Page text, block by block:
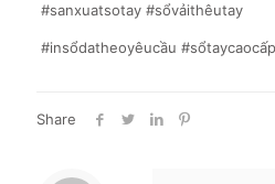
#sanxuatsotay #sổvảithêutay
#insổdatheoyêucầu #sổtaycaocấp
Share